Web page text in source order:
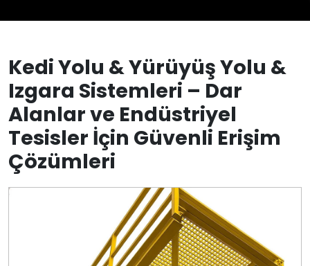
Kedi Yolu & Yürüyüş Yolu &
Izgara Sistemleri – Dar
Alanlar ve Endüstriyel
Tesisler İçin Güvenli Erişim
Çözümleri